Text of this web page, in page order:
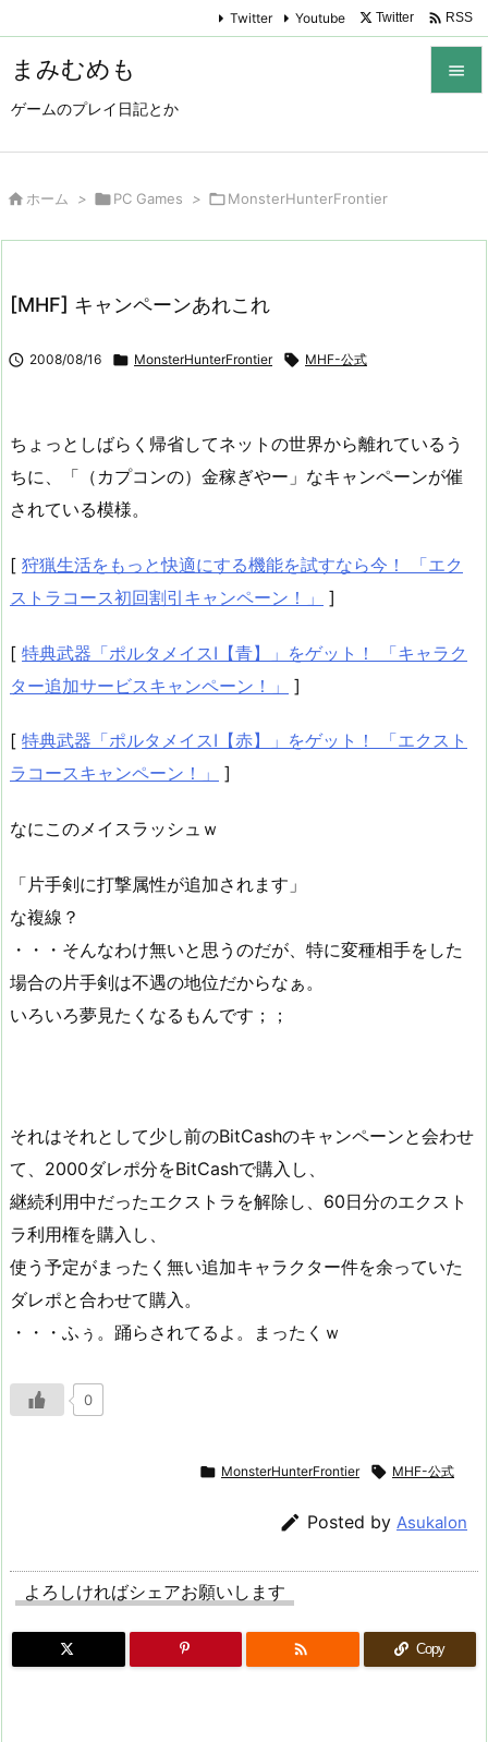
まみむめも
ゲームのプレイ日記とか

Twitter Youtube Twitter  RSS
 ホーム > PC Games > MonsterHunterFrontier
[MHF] キャンペーンあれこれ
 2008/08/16  MonsterHunterFrontier  MHF-公式
ちょっとしばらく帰省してネットの世界から離れているう
ちに、「（カプコンの）金稼ぎやー」なキャンペーンが催
されている模様。
[ 狩猟生活をもっと快適にする機能を試すなら今！ 「エク
ストラコース初回割引キャンペーン！」
]
[ 特典武器「ポルタメイスI【青】」をゲット！ 「キャラク
ター追加サービスキャンペーン！」
]
[ 特典武器「ポルタメイスI【赤】」をゲット！ 「エクスト
ラコースキャンペーン！」
]
なにこのメイスラッシュｗ
「片手剣に打撃属性が追加されます」
な複線？
・・・そんなわけ無いと思うのだが、特に変種相手をした
場合の片手剣は不遇の地位だからなぁ。
いろいろ夢見たくなるもんです；；
それはそれとして少し前のBitCashのキャンペーンと会わせ
て、2000ダレポ分をBitCashで購入し、
継続利用中だったエクストラを解除し、60日分のエクスト
ラ利用権を購入し、
使う予定がまったく無い追加キャラクター件を余っていた
ダレポと合わせて購入。
・・・ふぅ。踊らされてるよ。まったくｗ
0
 MonsterHunterFrontier  MHF-公式
 Posted by Asukalon
よろしければシェアお願いします
 Copy